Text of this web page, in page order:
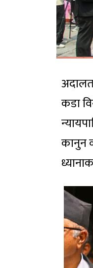
कडा
कानुन